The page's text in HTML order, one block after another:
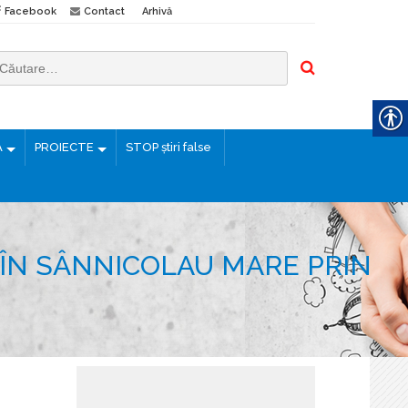
Facebook Contact Arhivă
PROIECTE STOP știri false
SÂNNICOLAU MARE PRIN